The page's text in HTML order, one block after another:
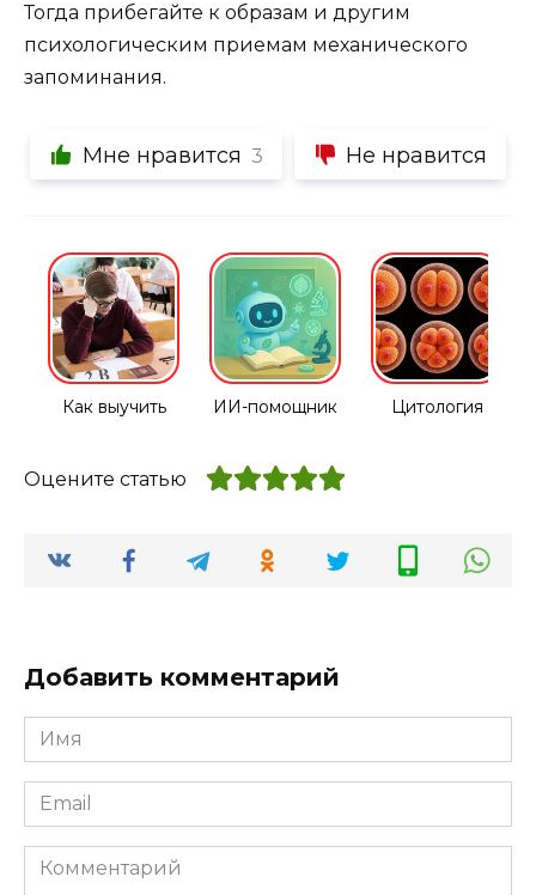
Тогда прибегайте к образам и другим
психологическим приемам механического
запоминания.
Мне нравится 3 Не нравится
Как выучить ИИ-помощник Цитология
Оцените статью
Добавить комментарий
Имя
*
Email
*
Комментарий